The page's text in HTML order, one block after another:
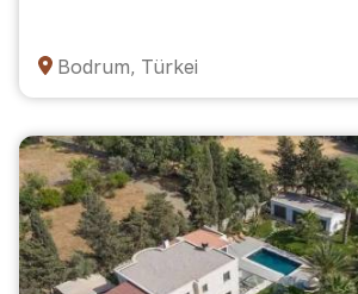
Bodrum, Türkei